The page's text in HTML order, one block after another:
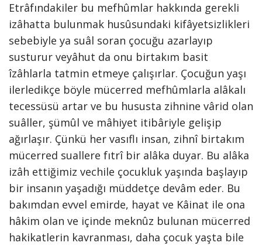
Etrâfındakiler bu mefhûmlar hakkında gerekli
izâhatta bulunmak husûsundaki kifâyetsizlikleri
sebebiyle ya suâl soran çocuğu azarlayıp
susturur veyâhut da onu birtakım basit
îzâhlarla tatmin etmeye çalışırlar. Çocuğun yaşı
ilerledikçe böyle mücerred mefhûmlarla alâkalı
tecessüsü artar ve bu hususta zihnine vârid olan
suâller, şümûl ve mâhiyet itibâriyle gelişip
ağırlaşır. Çünkü her vasıflı insan, zihnî birtakım
mücerred suallere fıtrî bir alâka duyar. Bu alâka
izâh ettiğimiz vechile çocukluk yaşında başlayıp
bir insanın yaşadığı müddetçe devâm eder. Bu
bakımdan evvel emirde, hayat ve Kâinat ile ona
hâkim olan ve içinde meknûz bulunan mücerred
hakikatlerin kavranması, daha çocuk yaşta bile